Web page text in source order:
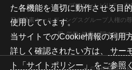
ウェブアクセシビリティ方
日本酸素ホールディングスグループ人権の
用･労働･健康に関するグロ
た各機能を適切に動作させる目
使用しています。
当サイトでのCookie情報の利用
詳しく確認されたい方は、
サー
ト「サイトポリシー」をご参照